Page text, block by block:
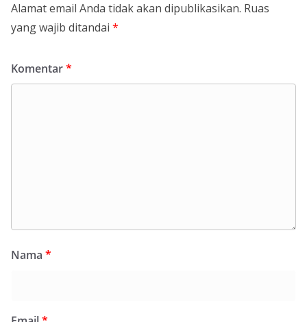
Alamat email Anda tidak akan dipublikasikan. Ruas
yang wajib ditandai *
Komentar*
Nama *